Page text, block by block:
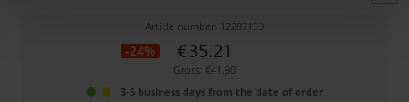
Article number: 12287133
-24% €35.21
Gross: €41.90
3-5 business days from the date of order